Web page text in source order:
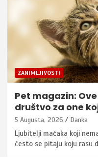
ZANIMLJIVOSTI
Pet magazin:
društvo za one
5 Augusta, 2026 Danka
​Ljubitelji mačaka koji
često se pitaju koju rasu